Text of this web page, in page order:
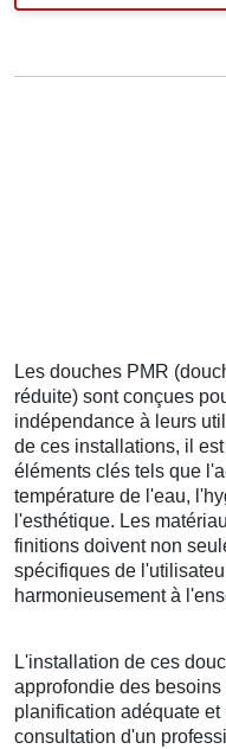
Les douches PMR
réduite) sont conçues
indépendance à leurs
de ces installations, il
éléments clés tels que
température de l'eau,
l'esthétique. Les
finitions doivent non
spécifiques de
harmonieusement à
L'installation de ces
approfondie des
planification adéquate
consultation d'un